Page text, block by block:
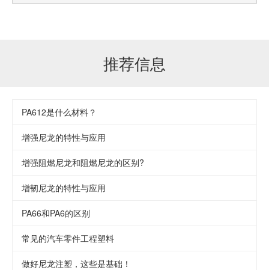
推荐信息
PA612是什么材料？
增强尼龙的特性与应用
增强阻燃尼龙和阻燃尼龙的区别?
增韧尼龙的特性与应用
PA66和PA6的区别
常见的汽车零件工程塑料
做好尼龙注塑，这些是基础！